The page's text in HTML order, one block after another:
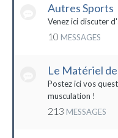
Autres Sports
Venez ici discuter
10 MESSAGES
Le Matériel
Postez ici vos
musculation !
213 MESSAGES